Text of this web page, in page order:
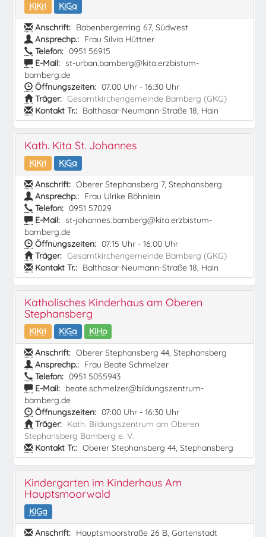
KiKri
KiGa
Anschrift: Babenbergerring 67, Südwest
Ansprechp.: Frau Silvia Hüttner
Telefon: 0951 56915
E-Mail: st-urban.bamberg@kita.erzbistum-
bamberg.de
Öffnungszeiten: 07:00 Uhr - 16:30 Uhr
Träger: Gesamtkirchengemeinde Bamberg (GKG)
Kontakt Tr.: Balthasar-Neumann-Straße 18, Hain
Kath. Kita St. Johannes
KiKri
KiGa
Anschrift: Oberer Stephansberg 7, Stephansberg
Ansprechp.: Frau Ulrike Böhnlein
Telefon: 0951 57029
E-Mail: st-johannes.bamberg@kita.erzbistum-
bamberg.de
Öffnungszeiten: 07:15 Uhr - 16:00 Uhr
Träger: Gesamtkirchengemeinde Bamberg (GKG)
Kontakt Tr.: Balthasar-Neumann-Straße 18, Hain
Katholisches Kinderhaus am Oberen
Stephansberg
KiKri KiGa
KiHo
Anschrift: Oberer Stephansberg 44, Stephansberg
Ansprechp.: Frau Beate Schmelzer
Telefon: 0951 5055943
E-Mail: beate.schmelzer@bildungszentrum-
bamberg.de
Öffnungszeiten: 07:00 Uhr - 16:30 Uhr
Träger: Kath. Bildungszentrum am Oberen
Stephansberg Bamberg e. V.
Kontakt Tr.: Oberer Stephansberg 44, Stephansberg
Kindergarten im Kinderhaus Am
Hauptsmoorwald
KiGa
Anschrift: Hauptsmoorstraße 26 B, Gartenstadt